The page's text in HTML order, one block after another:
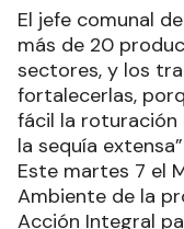
El jefe comunal
más de 20
sectores, y los
fortalecerlas,
fácil la roturación
la sequía
Este martes 7 el
Ambiente de la
Acción Integral